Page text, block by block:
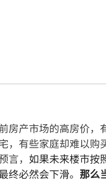
房产市场的高房价，
，有些家庭却难以购
言， 如果未来楼市按
终必然会下滑。 那么